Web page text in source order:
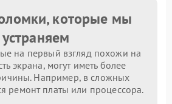
которые мы
устраняем
на первый взгляд похожи на
экрана, могут иметь более
Например, в сложных
ремонт платы или процессора.